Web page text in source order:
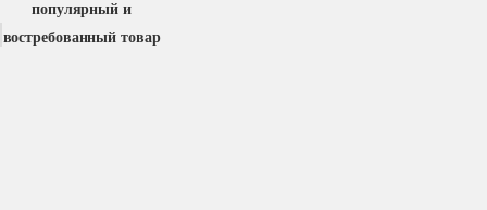
популярный и
востребованный товар